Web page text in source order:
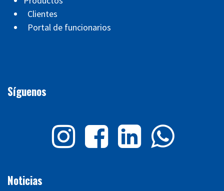
Clientes
Portal de funcionarios
Síguenos
Noticias